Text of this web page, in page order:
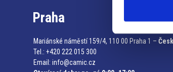
Praha
Mariánské náměstí 159/4, 110 00 Praha 1 –
Tel.: +420 222 015 300
Email: info@camic.cz